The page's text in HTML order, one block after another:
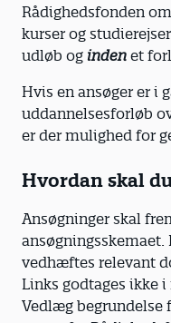
Rådighedsfonden
kurser og studierejser
udløb og inden et
Hvis en ansøger er i
uddannelsesforløb
er der mulighed for
Hvordan skal
Ansøgninger skal
vedhæftes relevant
Links godtages ikke
Vedlæg begrundelse